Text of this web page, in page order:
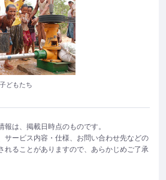
どもたち
報は、掲載日時点のものです。
サービス内容・仕様、お問い合わせ先などの
れることがありますので、あらかじめご了承